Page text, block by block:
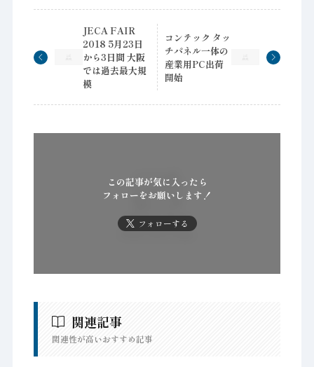
JECA FAIR
2018 5月23日
から3日間 大阪
では過去最大規
模
コンテック タッ
チパネル一体の
産業用PC出荷
開始
この記事が気に入ったら
フォローをお願いします！
フォローする
関連記事
関連性が高いおすすめ記事